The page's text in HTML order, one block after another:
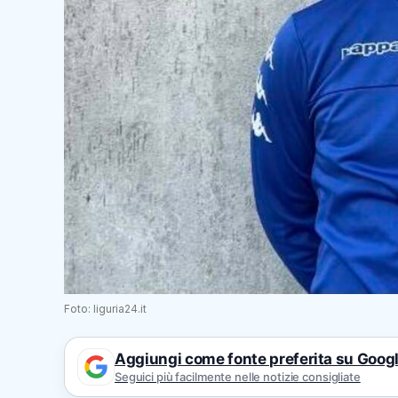
Foto: liguria24.it
Aggiungi come fonte preferita su
Seguici più facilmente nelle notizie consigliate